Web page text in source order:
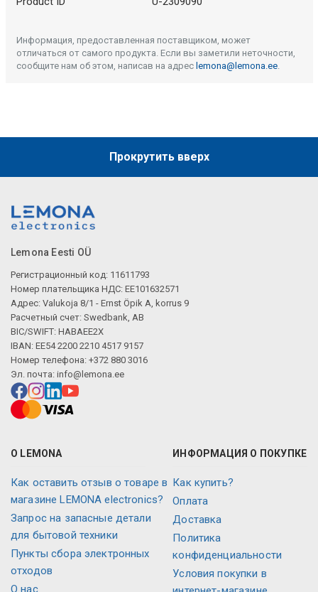
Информация, предоставленная поставщиком, может
отличаться от самого продукта. Если вы заметили неточности,
сообщите нам об этом, написав на адрес lemona@lemona.ee.
Прокрутить вверх
Lemona Eesti OÜ
Регистрационный код: 11611793
Номер плательщика НДС: EE101632571
Адрес: Valukoja 8/1 - Ernst Öpik A, korrus 9
Расчетный счет: Swedbank, AB
BIC/SWIFT: HABAEE2X
IBAN: EE54 2200 2210 4517 9157
Номер телефона: +372 880 3016
Эл. почта: info@lemona.ee
О LEMONA
Как оставить отзыв о товаре в
магазине LEMONA electronics?
Запрос на запасные детали
для бытовой техники
Пункты сбора электронных
отходов
О нас
ИНФОРМАЦИЯ О ПОКУПКЕ
Как купить?
Оплата
Доставка
Политика
конфиденциальности
Условия покупки в